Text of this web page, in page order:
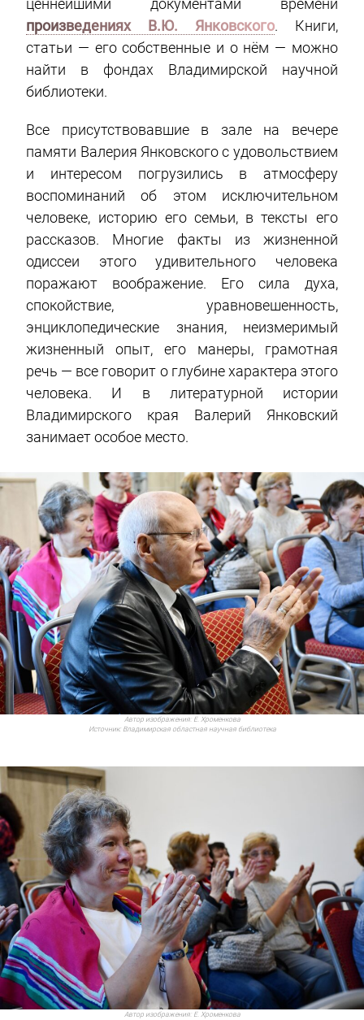
ценнейшими документами времени
произведениях В.Ю. Янковского. Книги,
статьи — его собственные и о нём — можно
найти в фондах Владимирской научной
библиотеки.
Все присутствовавшие в зале на вечере
памяти Валерия Янковского с удовольствием
и интересом погрузились в атмосферу
воспоминаний об этом исключительном
человеке, историю его семьи, в тексты его
рассказов. Многие факты из жизненной
одиссеи этого удивительного человека
поражают воображение. Его сила духа,
спокойствие, уравновешенность,
энциклопедические знания, неизмеримый
жизненный опыт, его манеры, грамотная
речь — все говорит о глубине характера этого
человека. И в литературной истории
Владимирского края Валерий Янковский
занимает особое место.
Автор изображения: Е. Хроменкова
Источник: Владимирская областная научная библиотека
Автор изображения: Е. Хроменкова